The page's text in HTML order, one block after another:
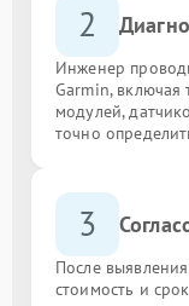
2
Инженер
Garmin, включая
модулей,
точно
3
После
стоимость и